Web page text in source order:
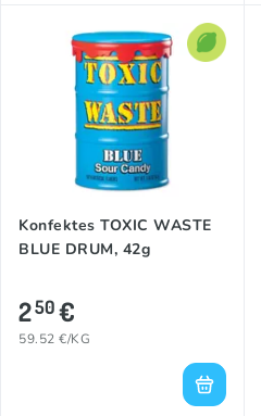
Konfektes TOXIC WASTE
BLUE DRUM, 42g
250€
59.52 €/KG